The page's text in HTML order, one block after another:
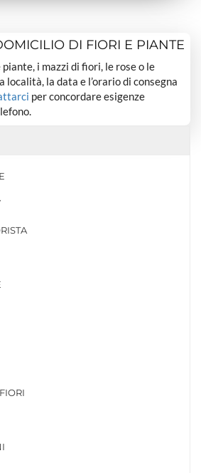
DI FIORI E PIANTE
i mazzi di fiori, le rose o le
località, la data e l’orario di consegna
per concordare esigenze